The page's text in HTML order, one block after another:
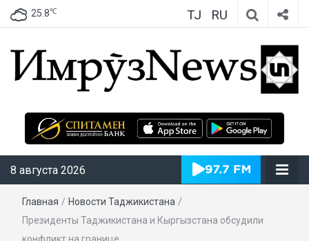
25.8℃ TJ RU
ИмрӯзNews
8 августа 2026
Главная / Новости Таджикистана /
Президенты Таджикистана и Кыргызстана обсудили
конфликт на границе